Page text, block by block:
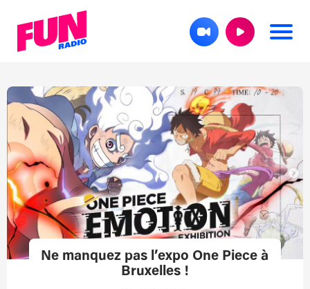
Ne manquez pas l’expo One Piece à
Bruxelles !